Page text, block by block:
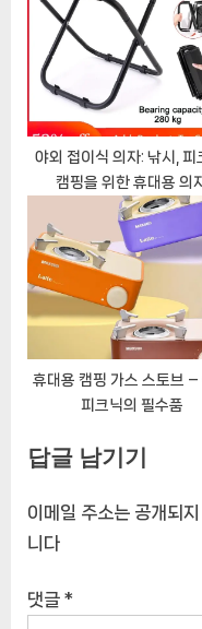
야외 접이식 의자: 낚시, 피
캠핑을 위한 휴대용 의
휴대용 캠핑 가스 스토브 –
피크닉의 필수품
답글 남기기
이메일 주소는 공개되지
니다
댓글 *